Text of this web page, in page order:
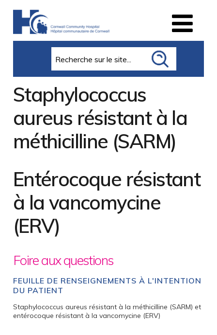
Staphylococcus
aureus résistant à la
méthicilline (SARM)
Entérocoque résistant
à la vancomycine
(ERV)
Foire aux questions
FEUILLE DE RENSEIGNEMENTS À L'INTENTION
DU PATIENT
Staphylococcus aureus résistant à la méthicilline (SARM) et
entérocoque résistant à la vancomycine (ERV)